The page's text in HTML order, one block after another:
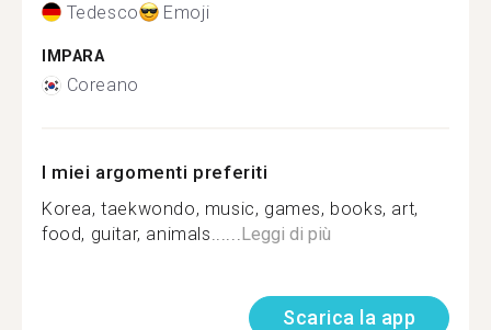
Tedesco Emoji
IMPARA
Coreano
I miei argomenti preferiti
Korea, taekwondo, music, games, books, art,
food, guitar, animals......Leggi di più
Scarica la app